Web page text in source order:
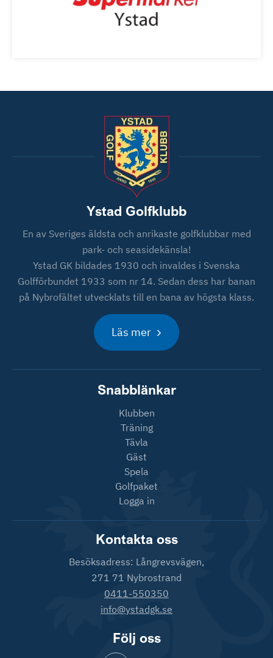
Ystad Golfklubb
En av Sveriges äldsta och anrikaste golfklubbar med
park- och seasidekänsla!
Ystad GK bildades 1930 och invaldes i Svenska
Golfförbundet 1933 som nr 14. Sedan dess har banan
på Nybrofältet utvecklats till en bana av högsta klass.
Läs mer
Snabblänkar
Klubben
Träning
Tävla
Gäst
Spela
Golfpaket
Logga in
Kontakta oss
Besöksadress: Långrevsvägen,
271 71 Nybrostrand
0411-550350
info@ystadgk.se
Följ oss